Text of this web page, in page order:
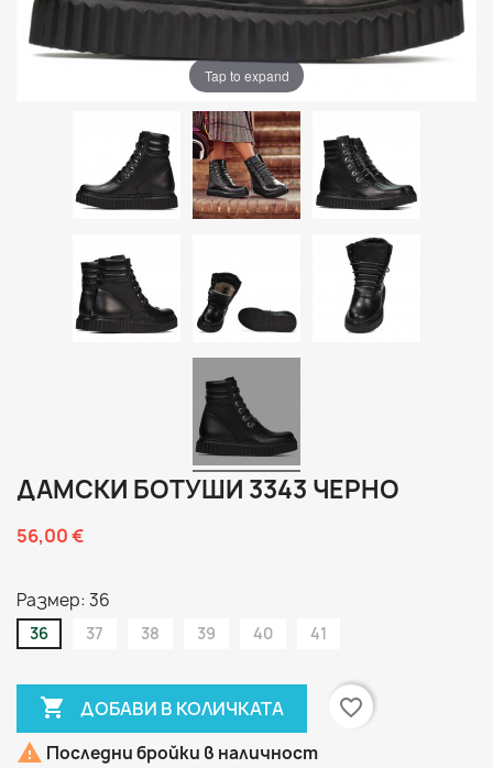
Tap to expand
ДАМСКИ БОТУШИ 3343 ЧЕРНО
56,00 €
Размер: 36
36 37 38 39 40 41
 ДОБАВИ В КОЛИЧКАТА
favorite_border
 Последни бройки в наличност